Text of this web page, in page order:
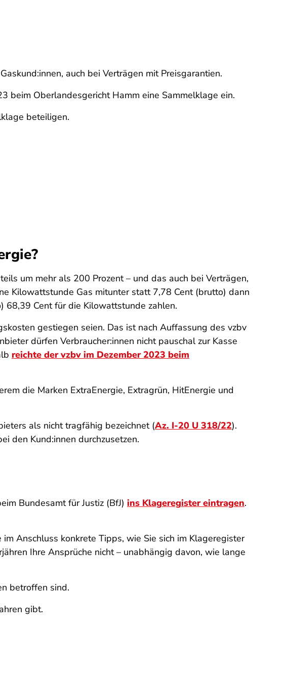
auch bei Verträgen mit Preisgarantien.
beim Oberlandesgericht Hamm eine Sammelklage ein.
beteiligen.
um mehr als 200 Prozent – und das auch bei Verträgen,
Kilowattstunde Gas mitunter statt 7,78 Cent (brutto) dann
68,39 Cent für die Kilowattstunde zahlen.
gestiegen seien. Das ist nach Auffassung des vzbv
dürfen Verbraucher:innen nicht pauschal zur Kasse
reichte der vzbv im Dezember 2023 beim
die Marken ExtraEnergie, Extragrün, HitEnergie und
als nicht tragfähig bezeichnet (Az. I-20 U 318/22).
den Kund:innen durchzusetzen.
Bundesamt für Justiz (BfJ) ins Klageregister eintragen.
Anschluss konkrete Tipps, wie Sie sich im Klageregister
Ihre Ansprüche nicht – unabhängig davon, wie lange
betroffen sind.
gibt.